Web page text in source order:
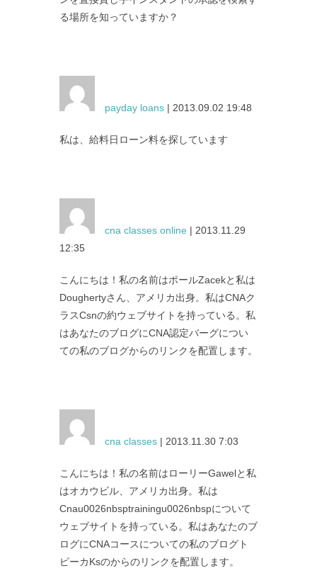
る場所を知っていますか？
payday loans | 2013.09.02 19:48
私は、給料日ローン料を探しています
cna classes online | 2013.11.29
12:35
こんにちは！私の名前はポールZacekと私は
Doughertyさん、アメリカ出身。私はCNAク
ラスCsnの約ウェブサイトを持っている。私
はあなたのブログにCNA認定バーグについ
ての私のブログからのリンクを配置します。
cna classes | 2013.11.30 7:03
こんにちは！私の名前はローリーGawelと私
はオカウビル、アメリカ出身。私は
Cnau0026nbsptrainingu0026nbspについて
ウェブサイトを持っている。私はあなたのブ
ログにCNAコースについての私のブログト
ピーカKsのからのリンクを配置します。